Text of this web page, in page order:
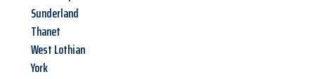
Sunderland
Thanet
West Lothian
York